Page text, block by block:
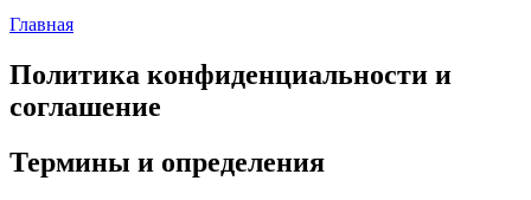
Главная
Политика конфиденциальности и
соглашение
Термины и определения